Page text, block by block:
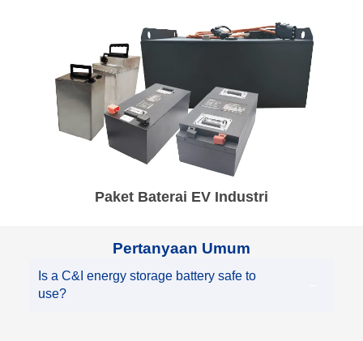
Paket Baterai EV Industri
Pertanyaan Umum
Is a C&I energy storage battery safe to
use?